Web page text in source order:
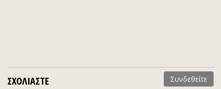
ΣΧΟΛΙΑΣΤΕ Συνδεθείτε